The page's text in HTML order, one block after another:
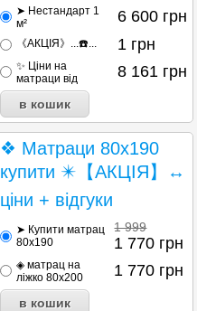
➤ Нестандарт 1
м²
6 600 грн
《АКЦІЯ》...☎️... 1 грн
✨ Ціни на
матраци від
8 161 грн
❖ Матраци 80х190
купити ✴️【АКЦІЯ】↔
ціни + відгуки
➤ Купити матрац
80х190
1 999
1 770 грн
◈ матрац на
ліжко 80х200
1 770 грн